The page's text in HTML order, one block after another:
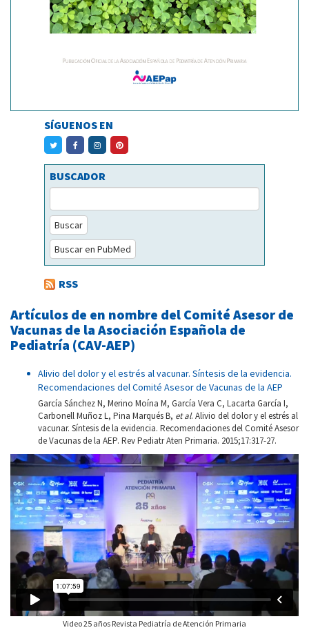
SÍGUENOS EN
BUSCADOR
Buscar
Buscar en PubMed
RSS
Artículos de en nombre del Comité Asesor de
Vacunas de la Asociación Española de
Pediatría (CAV-AEP)
Alivio del dolor y el estrés al vacunar. Síntesis de la evidencia.
Recomendaciones del Comité Asesor de Vacunas de la AEP
García Sánchez N, Merino Moína M, García Vera C, Lacarta García I,
Carbonell Muñoz L, Pina Marqués B, et al. Alivio del dolor y el estrés al
vacunar. Síntesis de la evidencia. Recomendaciones del Comité Asesor
de Vacunas de la AEP. Rev Pediatr Aten Primaria. 2015;17:317-27.
Video 25 años Revista Pediatría de Atención Primaria